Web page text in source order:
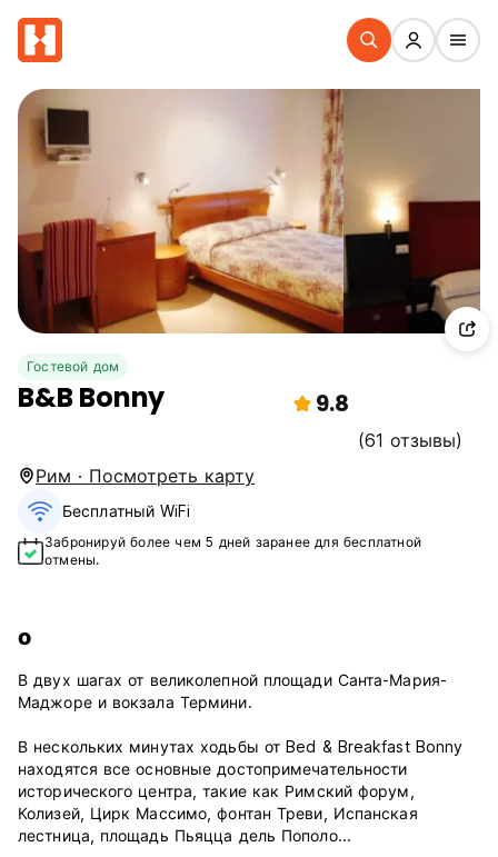
Гостевой дом
B&B Bonny 9.8
(61 отзывы)
Рим · Посмотреть карту
Бесплатный WiFi
Забронируй более чем 5 дней заранее для бесплатной
отмены.
о
В двух шагах от великолепной площади Санта-Мария-
Маджоре и вокзала Термини.
В нескольких минутах ходьбы от Bed & Breakfast Bonny
находятся все основные достопримечательности
исторического центра, такие как Римский форум,
Колизей, Цирк Массимо, фонтан Треви, Испанская
лестница, площадь Пьяцца дель Пополо...